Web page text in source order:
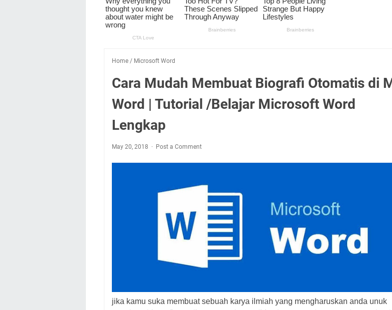
Home / Microsoft Word
Cara Mudah Membuat Biografi Otomatis di
Word | Tutorial /Belajar Microsoft Word
Lengkap
May 20, 2018 Post a Comment
jika kamu suka membuat sebuah karya ilmiah yang mengharuskan anda unuk